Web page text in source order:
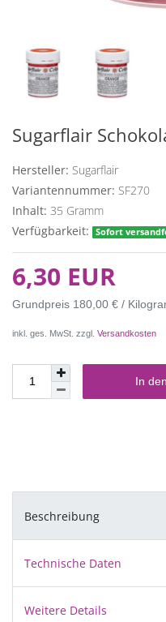
Sugarflair
Hersteller: Sugarflair
Variantennummer: SF270
Inhalt: 35 Gramm
Verfügbarkeit:
Sofort
6,30 EUR
Grundpreis 180,00 € /
inkl. ges. MwSt. zzgl. Versandkosten
In
Beschreibung
Technische Daten
Weitere Details